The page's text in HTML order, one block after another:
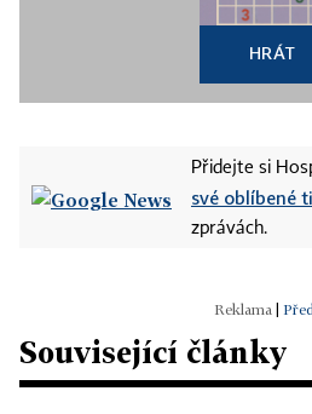
HRÁT
Přidejte si
své oblíbené
zprávách.
Související články